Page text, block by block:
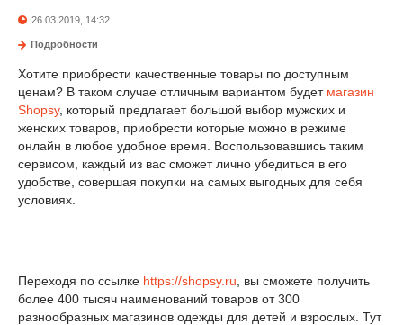
26.03.2019, 14:32
Подробности
Хотите приобрести качественные товары по доступным
ценам? В таком случае отличным вариантом будет магазин
Shopsy, который предлагает большой выбор мужских и
женских товаров, приобрести которые можно в режиме
онлайн в любое удобное время. Воспользовавшись таким
сервисом, каждый из вас сможет лично убедиться в его
удобстве, совершая покупки на самых выгодных для себя
условиях.
Переходя по ссылке https://shopsy.ru , вы сможете получить
более 400 тысяч наименований товаров от 300
разнообразных магазинов одежды для детей и взрослых. Тут